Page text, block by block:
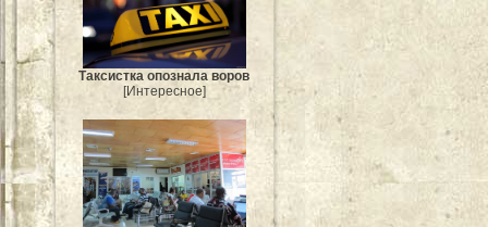
Таксистка опознала воров
[Интересное]